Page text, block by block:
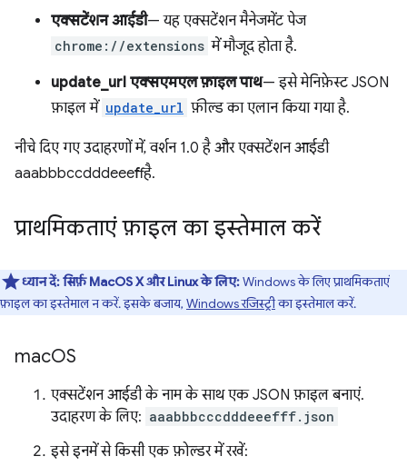
एक्सटेंशन आईडी— यह एक्सटेंशन मैनेजमेंट पेज
chrome://extensions में मौजूद होता है.
update_url एक्सएमएल फ़ाइल पाथ— इसे मेनिफ़ेस्ट JSON
फ़ाइल में update_url फ़ील्ड का एलान किया गया है.
नीचे दिए गए उदाहरणों में, वर्शन 1.0 है और एक्सटेंशन आईडी
aaabbbccdddeeefff है.
प्राथमिकताएं फ़ाइल का इस्तेमाल करें
ध्यान दें:सिर्फ़ MacOS X और Linux के लिए:Windows के लिए प्राथमिकताएं
फ़ाइल का इस्तेमाल न करें. इसके बजाय, Windows रजिस्ट्रीका इस्तेमाल करें.
macOS
एक्सटेंशन आईडी के नाम के साथ एक JSON फ़ाइल बनाएं.
उदाहरण के लिए: aaabbbcccdddeeefff.json
इसे इनमें से किसी एक फ़ोल्डर में रखें: